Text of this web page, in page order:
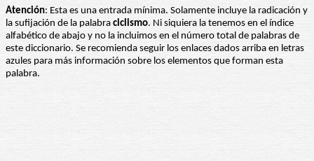
Atención: Esta es una entrada mínima. Solamente incluye la radicación y
la sufijación de la palabra ciclismo. Ni siquiera la tenemos en el índice
alfabético de abajo y no la incluimos en el número total de palabras de
este diccionario. Se recomienda seguir los enlaces dados arriba en letras
azules para más información sobre los elementos que forman esta
palabra.